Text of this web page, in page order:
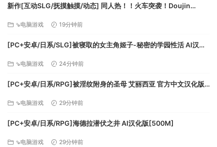
新作[互动SLG/抚摸触摸/动态] 同人热！！火车突袭！Doujin
⇘电脑游戏 19分钟前
[PC+安卓/日系/SLG]被寝取的女主角姬子-秘密的学园性活 AI汉化
⇘电脑游戏 24分钟前
[PC+安卓/日系/RPG]被淫纹附身的圣母 艾丽西亚 官方中文汉化版
⇘电脑游戏 29分钟前
[PC+安卓/日系/RPG]海德拉潜伏之井 AI汉化版[500M]
⇘电脑游戏 29分钟前